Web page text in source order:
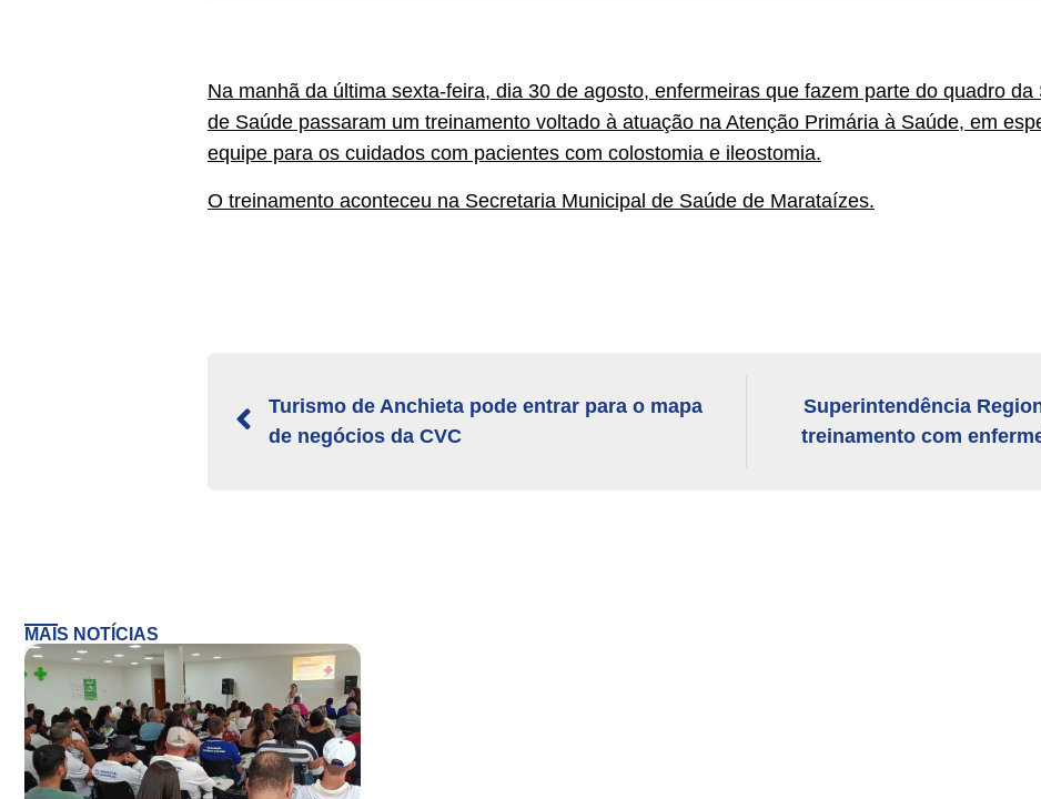
Na manhã da última sexta-feira, dia 30 de agosto, enfermeiras que fazem parte do quadro da
de Saúde passaram um treinamento voltado à atuação na Atenção Primária à Saúde, em
equipe para os cuidados com pacientes com colostomia e ileostomia.
O treinamento aconteceu na Secretaria Municipal de Saúde de Marataízes.
Turismo de Anchieta pode entrar para o mapa
de negócios da CVC
Superintendência
treinamento com
MAIS NOTÍCIAS